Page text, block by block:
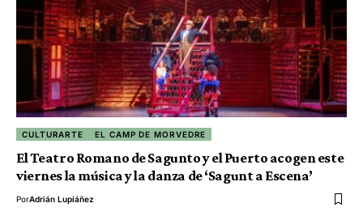
CULTURARTE EL CAMP DE MORVEDRE
El Teatro Romano de Sagunto y el Puerto acogen este
viernes la música y la danza de ‘Sagunt a Escena’
PorAdrián Lupiáñez